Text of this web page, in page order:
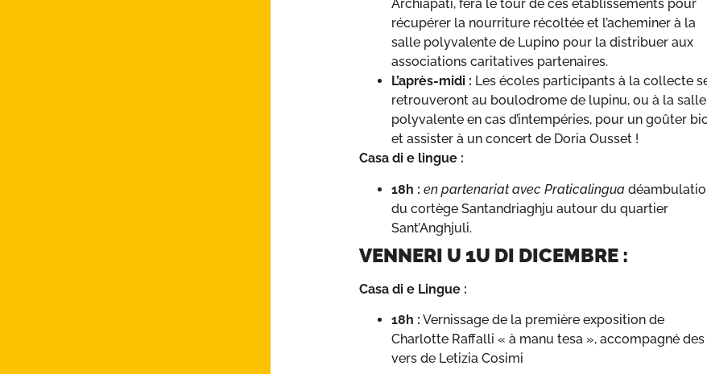
Archiapati, fera le tour de ces établissements pour
récupérer la nourriture récoltée et l’acheminer à la
salle polyvalente de Lupino pour la distribuer aux
associations caritatives partenaires.
L’après-midi : Les écoles participants à la collecte
retrouveront au boulodrome de lupinu, ou à la salle
polyvalente en cas d’intempéries, pour un goûter
et assister à un concert de Doria Ousset !
Casa di e lingue :
18h : en partenariat avec Praticalingua
du cortège Santandriaghju autour du quartier
Sant’Anghjuli.
VENNERI U 1U DI DICEMBRE :
Casa di e Lingue :
18h : Vernissage de la première exposition de
Charlotte Raffalli « à manu tesa », accompagné des
vers de Letizia Cosimi